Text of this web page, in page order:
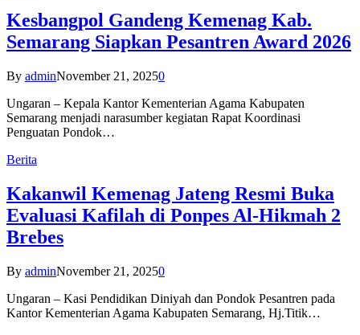
Kesbangpol Gandeng Kemenag Kab.
Semarang Siapkan Pesantren Award 2026
By adminNovember 21, 20250
Ungaran – Kepala Kantor Kementerian Agama Kabupaten
Semarang menjadi narasumber kegiatan Rapat Koordinasi
Penguatan Pondok…
Berita
Kakanwil Kemenag Jateng Resmi Buka
Evaluasi Kafilah di Ponpes Al-Hikmah 2
Brebes
By adminNovember 21, 20250
Ungaran – Kasi Pendidikan Diniyah dan Pondok Pesantren pada
Kantor Kementerian Agama Kabupaten Semarang, Hj.Titik…